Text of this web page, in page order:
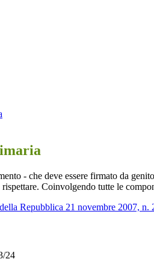
- che deve essere firmato da
Coinvolgendo tutte le
Repubblica 21 novembre 2007, n.
24